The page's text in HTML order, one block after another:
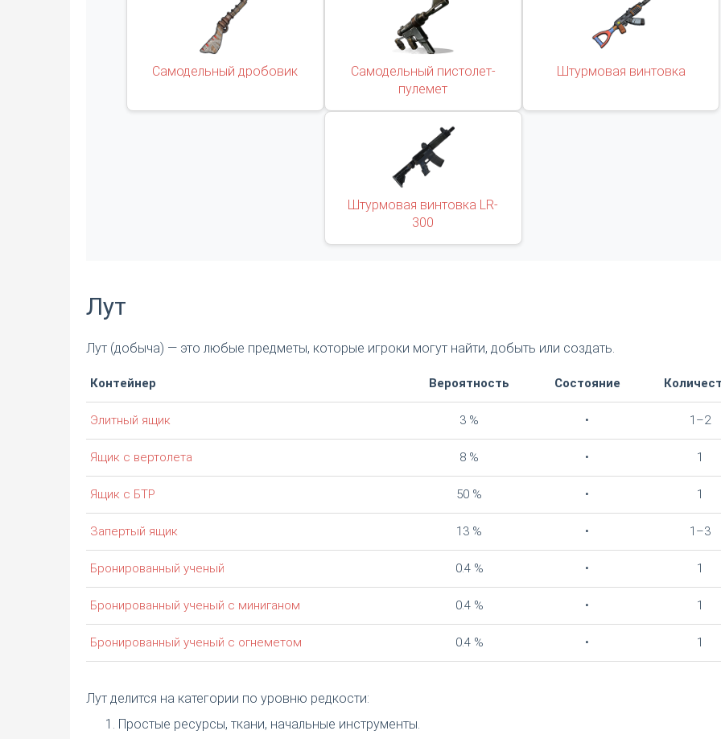
Самодельный дробовик
Самодельный пистолет-
пулемет
Штурмовая винтовка
Штурмовая винтовка LR-
300
Лут
Лут (добыча) — это любые предметы, которые игроки могут найти, добыть или создать.
Контейнер Вероятность Состояние
Элитный ящик 3 % • 1–2
Ящик с вертолета 8 % • 1
Ящик с БТР 50 % • 1
Запертый ящик 13 % • 1–3
Бронированный ученый 0.4 % • 1
Бронированный ученый с миниганом 0.4 % • 1
Бронированный ученый с огнеметом 0.4 % • 1
Лут делится на категории по уровню редкости:
Простые ресурсы, ткани, начальные инструменты.